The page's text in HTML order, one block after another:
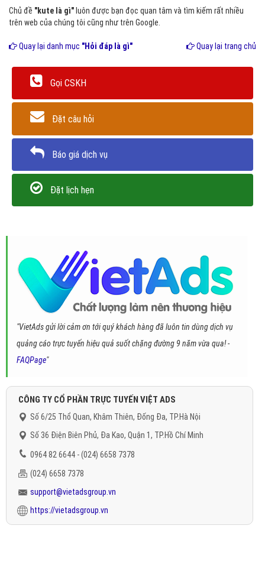
Chủ đề "kute là gì" luôn được bạn đọc quan tâm và tìm kiếm rất nhiều
trên web của chúng tôi cũng như trên Google.
Quay lại danh mục "Hỏi đáp là gì" Quay lại trang chủ
Gọi CSKH
Đặt câu hỏi
Báo giá dịch vụ
Đặt lịch hẹn
"VietAds gửi lời cảm ơn tới quý khách hàng đã luôn tin dùng dịch vụ
quảng cáo trực tuyến hiệu quả suốt chặng đường 9 năm vừa qua! -
FAQPage"
CÔNG TY CỔ PHẦN TRỰC TUYẾN VIỆT ADS
Số 6/25 Thổ Quan, Khâm Thiên, Đống Đa, TP.Hà Nội
Số 36 Điện Biên Phủ, Đa Kao, Quận 1, TP.Hồ Chí Minh
0964 82 6644 - (024) 6658 7378
(024) 6658 7378
support@vietadsgroup.vn
https://vietadsgroup.vn